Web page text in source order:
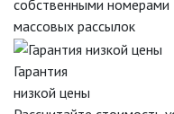
собственными номерами
массовых рассылок
Гарантия
низкой цены